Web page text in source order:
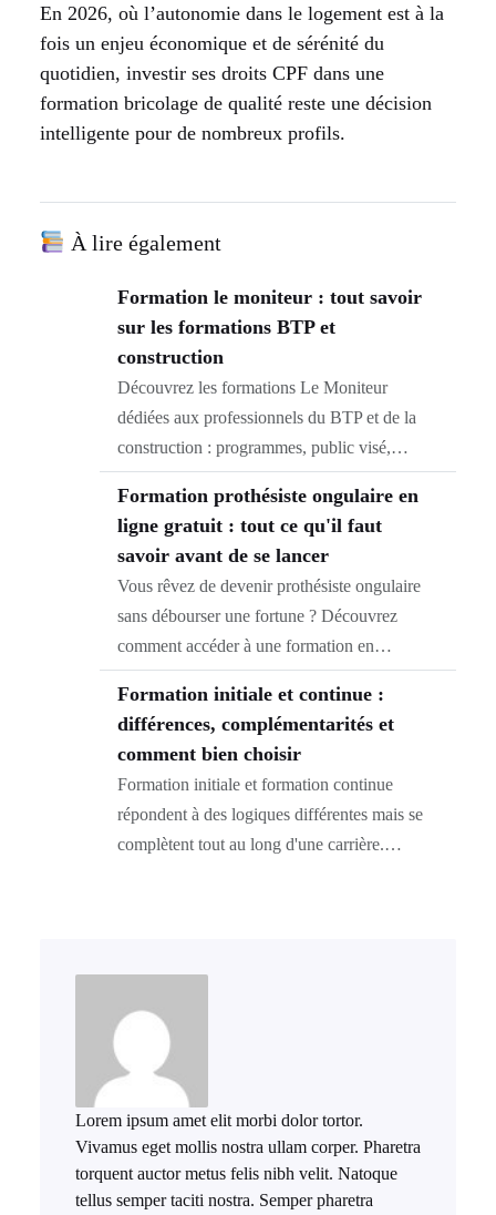
En 2026, où l’autonomie dans le logement est à la
fois un enjeu économique et de sérénité du
quotidien, investir ses droits CPF dans une
formation bricolage de qualité reste une décision
intelligente pour de nombreux profils.
À lire également
Formation le moniteur : tout savoir
sur les formations BTP et
construction
Découvrez les formations Le Moniteur
dédiées aux professionnels du BTP et de la
construction : programmes, public visé,…
Formation prothésiste ongulaire en
ligne gratuit : tout ce qu'il faut
savoir avant de se lancer
Vous rêvez de devenir prothésiste ongulaire
sans débourser une fortune ? Découvrez
comment accéder à une formation en…
Formation initiale et continue :
différences, complémentarités et
comment bien choisir
Formation initiale et formation continue
répondent à des logiques différentes mais se
complètent tout au long d'une carrière.…
Lorem ipsum amet elit morbi dolor tortor.
Vivamus eget mollis nostra ullam corper. Pharetra
torquent auctor metus felis nibh velit. Natoque
tellus semper taciti nostra. Semper pharetra